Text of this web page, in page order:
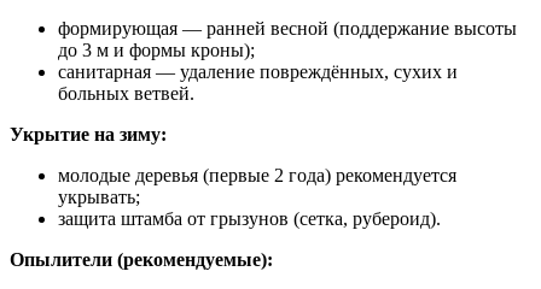
формирующая — ранней весной (поддержание высоты
до 3 м и формы кроны);
санитарная — удаление повреждённых, сухих и
больных ветвей.
Укрытие на зиму:
молодые деревья (первые 2 года) рекомендуется
укрывать;
защита штамба от грызунов (сетка, рубероид).
Опылители (рекомендуемые):